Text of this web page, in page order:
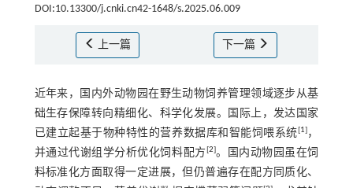
DOI:10.13300/j.cnki.cn42-1648/s.2025.06.009
上一篇 下一篇
近年来，国内外动物园在野生动物饲养管理领域逐步从基
础生存保障转向精细化、科学化发展。国际上，发达国家
已建立起基于物种特性的营养数据库和智能饲喂系统[1]，
并通过代谢组学分析优化饲料配方 [2]。国内动物园虽在饲
料标准化方面取得一定进展，但仍普遍存在配方同质化、